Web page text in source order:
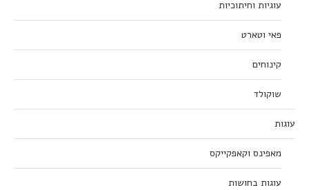
עוגיות וחיתוכיות
פאי וטארט
קינוחים
שוקולד
עוגות
מאפינס וקאפקייקס
עוגות בחושות